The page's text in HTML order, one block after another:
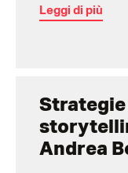
Leggi di più
Andrea